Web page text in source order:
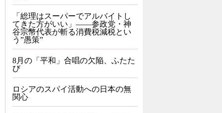
「総理はスーパーでアルバイトし
てきた方がいい」――参政党・神
谷宗幣代表が斬る消費税減税とい
う”愚策”
8月の「平和」合唱の欠陥、ふたた
び
ロシアのスパイ活動への日本の無
関心